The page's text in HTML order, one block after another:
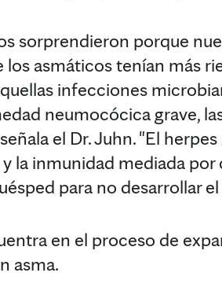
sorprendieron porque
asmáticos tenían más
infecciones
neumocócica grave,
el Dr. Juhn. "El
la inmunidad mediada
para no desarrollar
en el proceso de
asma.